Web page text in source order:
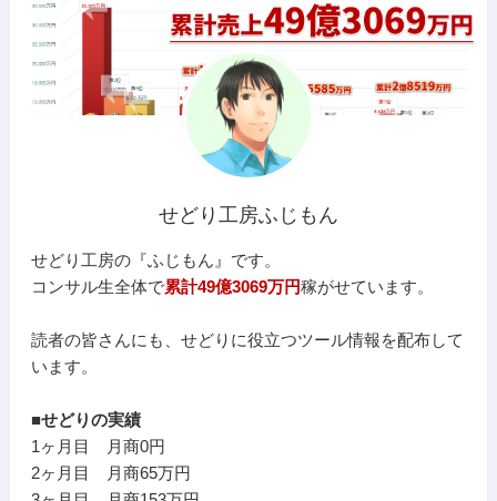
せどり工房ふじもん
せどり工房の『ふじもん』です。
コンサル生全体で累計49億3069万円稼がせています。
読者の皆さんにも、せどりに役立つツール情報を配布して
います。
■せどりの実績
1ヶ月目 月商0円
2ヶ月目 月商65万円